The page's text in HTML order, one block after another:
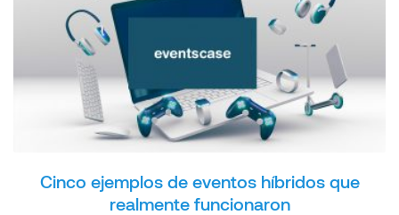
Cinco ejemplos de eventos híbridos que
realmente funcionaron